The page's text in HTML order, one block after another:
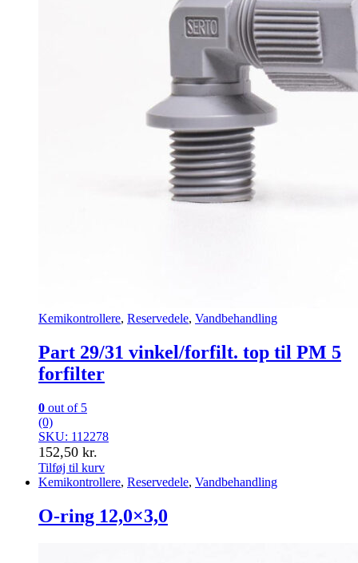
Kemikontrollere, Reservedele, Vandbehandling
Part 29/31 vinkel/forfilt. top til PM 5
forfilter
0 out of 5
(0)
SKU: 112278
152,50 kr.
Tilføj til kurv
Kemikontrollere, Reservedele, Vandbehandling
O-ring 12,0×3,0